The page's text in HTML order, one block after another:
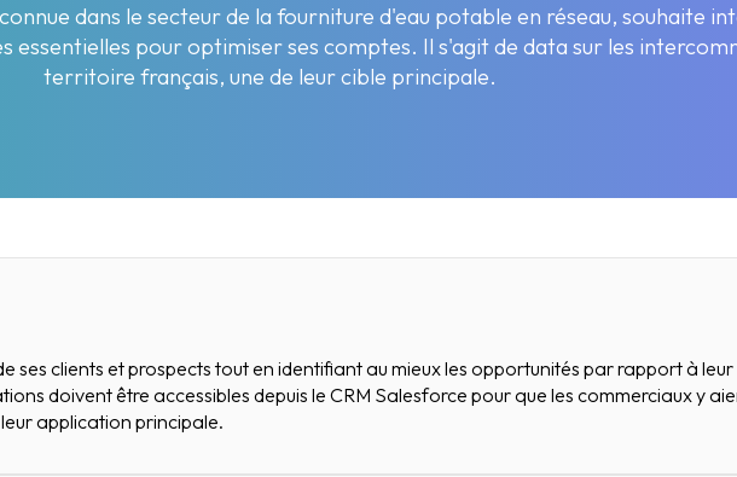
dans le secteur de la fourniture d'eau potable en réseau, souhaite
essentielles pour optimiser ses comptes. Il s'agit de data sur les
territoire français, une de leur cible principale.
ses clients et prospects tout en identifiant au mieux les opportunités par rapport à leur
doivent être accessibles depuis le CRM Salesforce pour que les commerciaux y
application principale.